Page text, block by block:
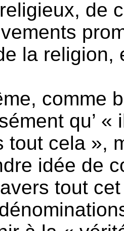
de
la religion,
comme
qu’
tout cela »,
idée de
tout